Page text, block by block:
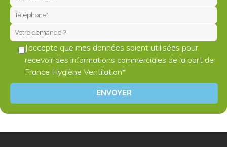
J’accepte que mes données soient utilisées pour
recevoir des informations commerciales de la part de
France Hygiène Ventilation*